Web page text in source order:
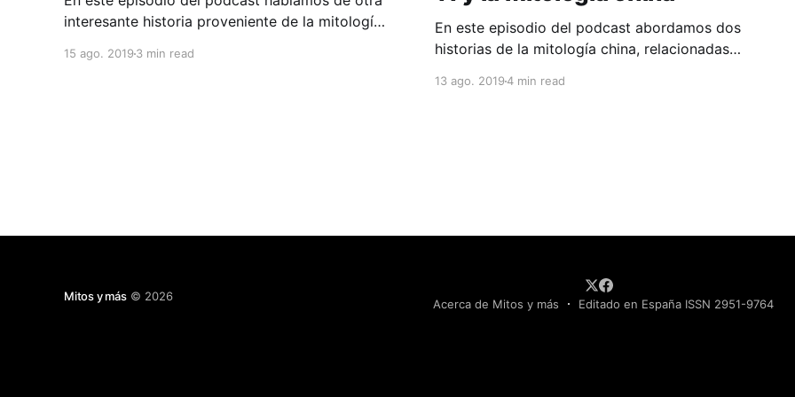
interesante historia proveniente de la mitología
15 ago. 2019 3 min read
En este episodio del podcast abordamos dos
historias de la mitología china, relacionadas
y el mito del conejo de jade
13 ago. 20194 min read
Mitos y más© 2026
Acerca de Mitos y más Editado en España ISSN 2951-9764